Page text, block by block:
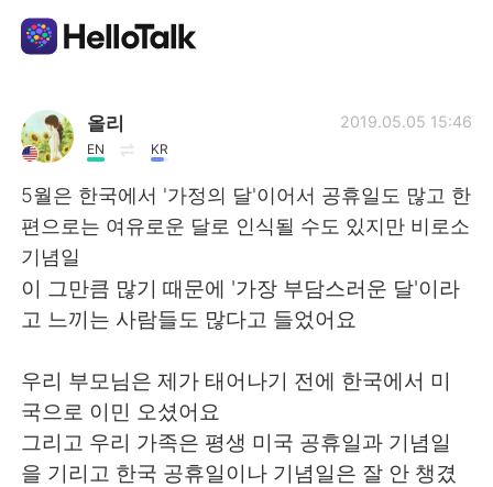
Language Exchange App
AI Grammar Checker
English
简体中文 繁體中文
Español العربية
Français Deutsch
올리
EN KR
2019.05.05 15:46
5월은 한국에서 '가정의 달'이어서 공휴일도 많고 한
편으로는 여유로운 달로 인식될 수도 있지만 비로소
기념일
이 그만큼 많기 때문에 '가장 부담스러운 달'이라
고 느끼는 사람들도 많다고 들었어요
우리 부모님은 제가 태어나기 전에 한국에서 미
국으로 이민 오셨어요
그리고 우리 가족은 평생 미국 공휴일과 기념일
을 기리고 한국 공휴일이나 기념일은 잘 안 챙겼